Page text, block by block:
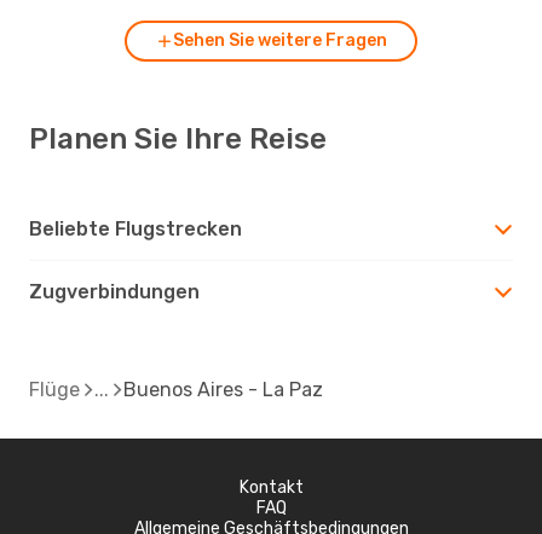
Sehen Sie weitere Fragen
Planen Sie Ihre Reise
Beliebte Flugstrecken
Zugverbindungen
Flüge Buenos Aires - La Paz
Kontakt
FAQ
Allgemeine Geschäftsbedingungen